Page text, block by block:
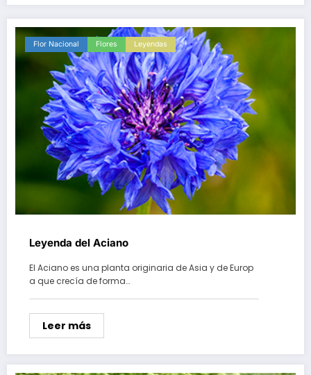
Flor Nacional Flores Leyendas
Leyenda del Aciano
El Aciano es una planta originaria de Asia y de Europ
a que crecía de forma…
Leer más